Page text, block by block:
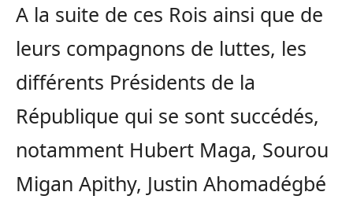
A la suite de ces Rois ainsi que de
leurs compagnons de luttes, les
différents Présidents de la
République qui se sont succédés,
notamment Hubert Maga, Sourou
Migan Apithy, Justin Ahomadégbé